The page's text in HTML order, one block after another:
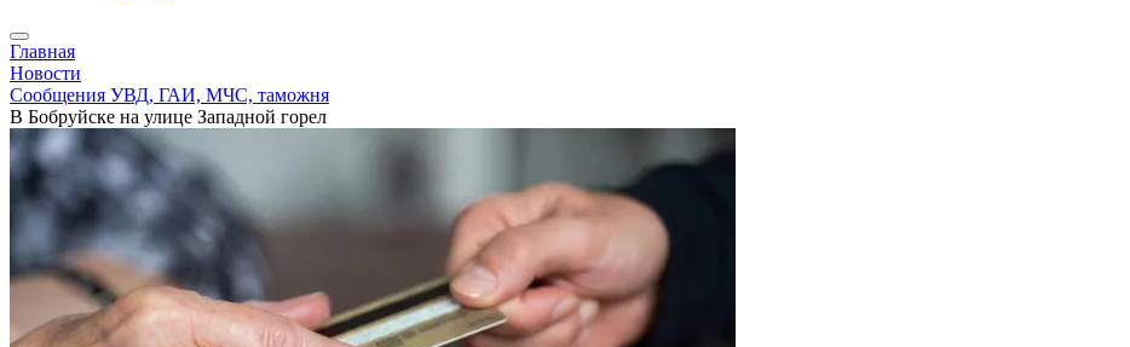
Главная
Новости
Сообщения УВД, ГАИ, МЧС, таможня
В Бобруйске на улице Западной горел